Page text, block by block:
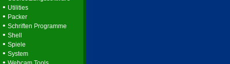
• Utilities
• Packer
• Schriften Programme
• Shell
• Spiele
• System
•